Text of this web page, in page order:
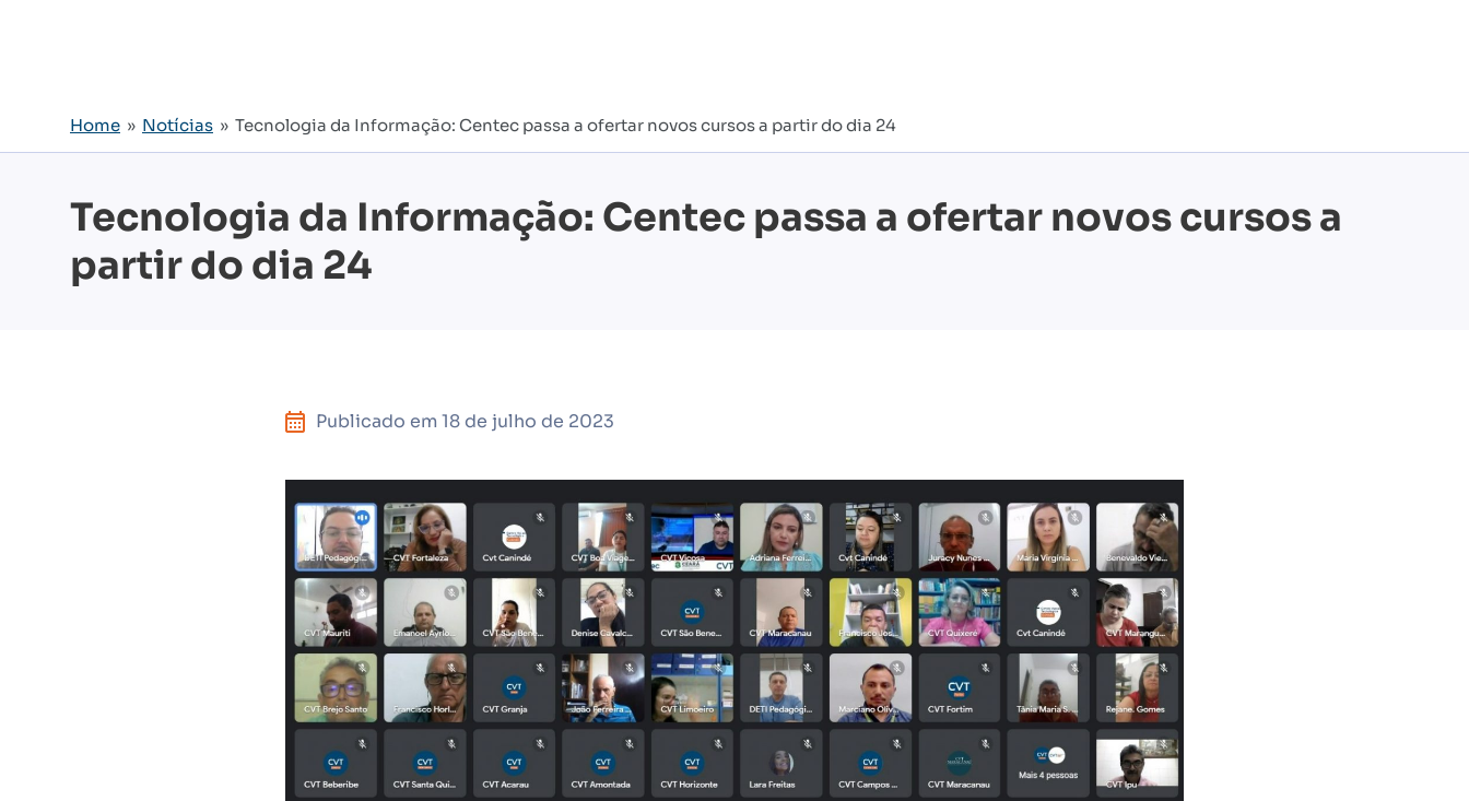
Home » Notícias » Tecnologia da Informação: Centec passa a ofertar novos cursos a partir do dia 24
Tecnologia da Informação: Centec passa a ofertar novos cursos a
partir do dia 24
Publicado em 18 de julho de 2023